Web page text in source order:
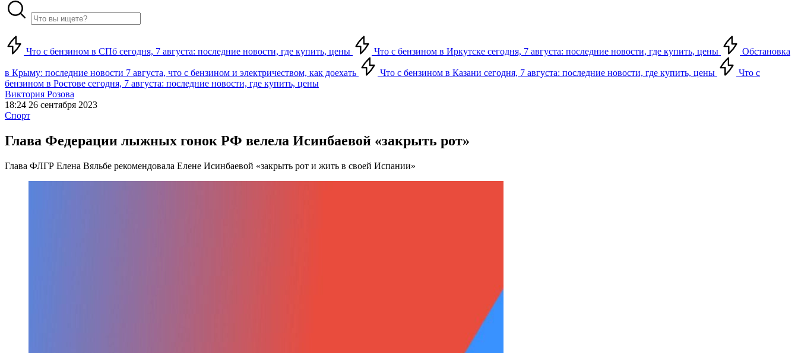
Что с бензином в СПб сегодня, 7 августа: последние новости, где купить, цены Что с бензином в Иркутске сегодня, 7 августа: последние новости, где купить, цены Обстановка
в Крыму: последние новости 7 августа, что с бензином и электричеством, как доехать Что с бензином в Казани сегодня, 7 августа: последние новости, где купить, цены
Что с
бензином в Ростове сегодня, 7 августа: последние новости, где купить, цены
Виктория Розова
18:24 26 сентября 2023
Спорт
Глава Федерации лыжных гонок РФ велела Исинбаевой «закрыть рот»
Глава ФЛГР Елена Вяльбе рекомендовала Елене Исинбаевой «закрыть рот и жить в своей Испании»